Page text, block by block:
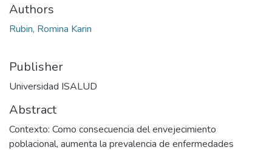
Authors
Rubin, Romina Karin
Publisher
Universidad ISALUD
Abstract
Contexto: Como consecuencia del envejecimiento
poblacional, aumenta la prevalencia de enfermedades